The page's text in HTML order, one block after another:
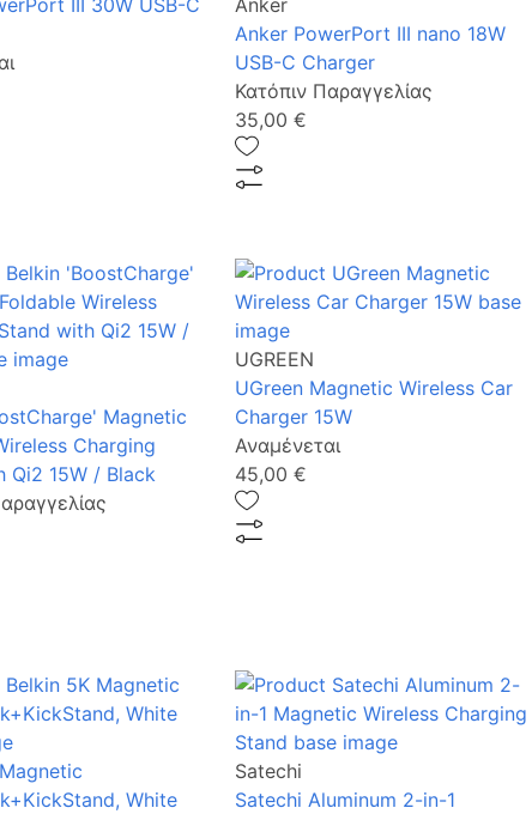
Anker PowerPort III nano 18W
USB-C Charger
Κατόπιν Παραγγελίας
35,00 €
Magnetic
Charging
Qi2 15W / Black
UGREEN
UGreen Magnetic Wireless Car
Charger 15W
Αναμένεται
45,00 €
White
Satechi
Satechi Aluminum 2-in-1